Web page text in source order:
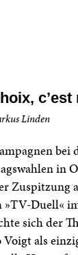
c’est
Linden
bei
in
Zuspitzung
»TV-Duell«
sich der
als